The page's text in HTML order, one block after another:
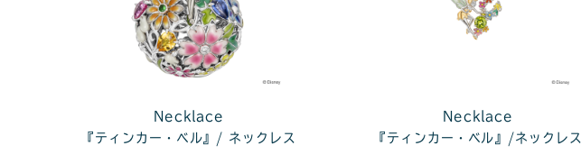
Necklace
『ティンカー・ベル』/ ネックレス
Necklace
『ティンカー・ベル』/ネックレス